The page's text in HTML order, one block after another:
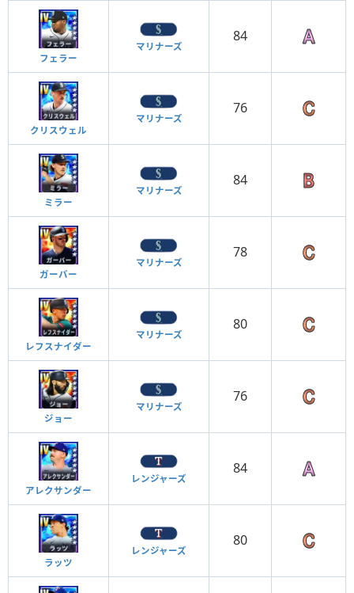
フェラー
マリナーズ
84
クリスウェル
マリナーズ
76
ミラー
マリナーズ
84
ガーバー
マリナーズ
78
レフスナイダー
マリナーズ
80
ジョー
マリナーズ
76
アレクサンダー
レンジャーズ
84
ラッツ
レンジャーズ
80